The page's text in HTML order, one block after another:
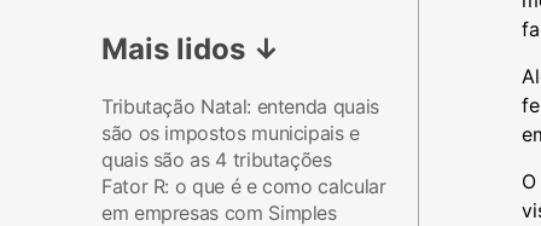
Mais lidos ↓
Tributação Natal: entenda quais
são os impostos municipais e
quais são as 4 tributações
Fator R: o que é e como calcular
em empresas com Simples